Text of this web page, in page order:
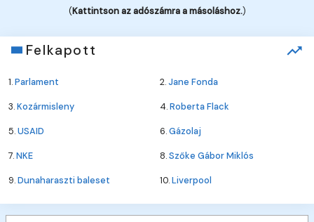
(Kattintson az adószámra a másoláshoz.)
Felkapott
1.Parlament 2.Jane Fonda
3.Kozármisleny 4.Roberta Flack
5.USAID 6.Gázolaj
7.NKE 8.Szőke Gábor Miklós
9.Dunaharaszti baleset 10.Liverpool